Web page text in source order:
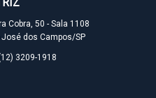
Cobra, 50 - Sala 1108
dos Campos/SP
3209-1918